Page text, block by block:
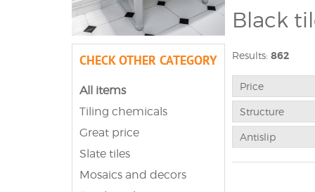
Black
Not everyone
tiles are
other elements
really cozy as
is possible to
CHECK OTHER CATEGORY
All items
Tiling chemicals
Great price
Slate tiles
Mosaics and decors
Results: 862
Price
Structure
Antislip